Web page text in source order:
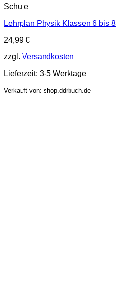
Schule
Lehrplan Physik Klassen 6 bis 8
24,99 €
zzgl. Versandkosten
Lieferzeit: 3-5 Werktage
Verkauft von: shop.ddrbuch.de